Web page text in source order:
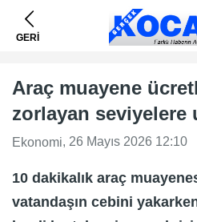
GERİ
Araç muayene
zorlayan seviyelere
Ekonomi, 26 Mayıs 2026 12:10
10 dakikalık araç
vatandaşın cebini